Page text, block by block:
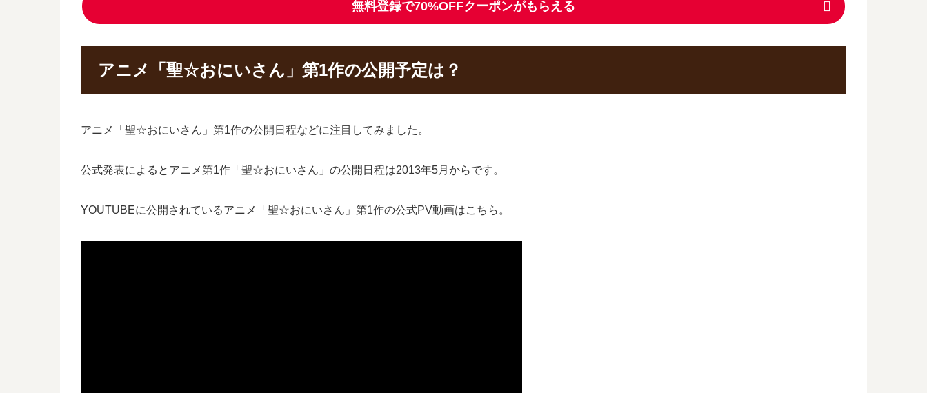
無料登録で70%OFFクーポンがもらえる
アニメ「聖☆おにいさん」第1作の公開予定は？
アニメ「聖☆おにいさん」第1作の公開日程などに注目してみました。
公式発表によるとアニメ第1作「聖☆おにいさん」の公開日程は2013年5月からです。
YOUTUBEに公開されているアニメ「聖☆おにいさん」第1作の公式PV動画はこちら。